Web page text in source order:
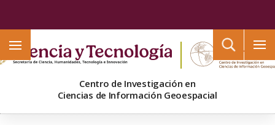
Centro de Investigación en
Ciencias de Información Geoespacial